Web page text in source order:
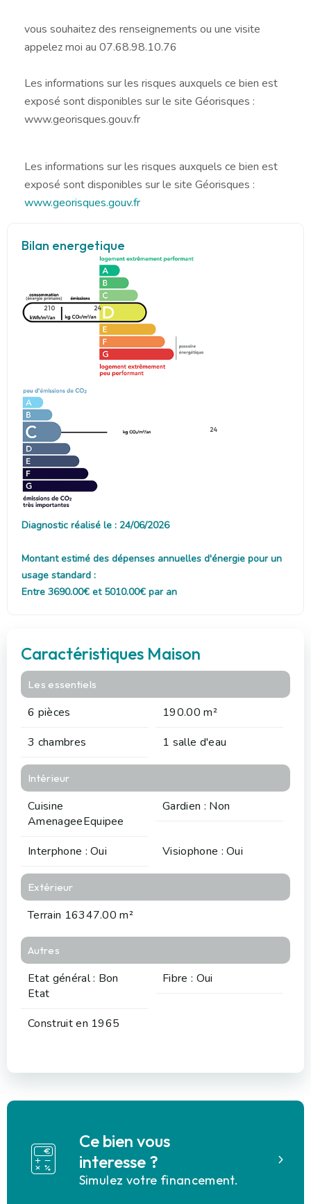
vous souhaitez des renseignements ou une visite
appelez moi au 07.68.98.10.76
Les informations sur les risques auxquels ce bien est
exposé sont disponibles sur le site Géorisques :
www.georisques.gouv.fr
Les informations sur les risques auxquels ce bien est
exposé sont disponibles sur le site Géorisques :
www.georisques.gouv.fr
Bilan energetique
210 24
24
Diagnostic réalisé le : 24/06/2026
Montant estimé des dépenses annuelles d'énergie pour un
usage standard :
Entre 3690.00€ et 5010.00€ par an
Caractéristiques Maison
Les essentiels
6 pièces
190.00 m²
3 chambres
1 salle d'eau
Intérieur
Cuisine
AmenageeEquipee
Gardien : Non
Interphone : Oui Visiophone : Oui
Extérieur
Terrain 16347.00 m²
Autres
Etat général : Bon
Etat
Fibre : Oui
Construit en 1965
Ce bien vous
interesse ?
Simulez votre financement.